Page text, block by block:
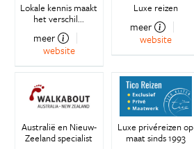
Lokale kennis maakt
het verschil...
meer
website
Luxe reizen
meer
website
Australië en Nieuw-
Zeeland specialist
Luxe privéreizen op
maat sinds 1993